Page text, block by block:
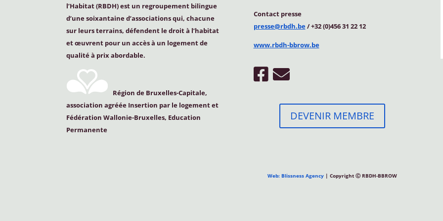
l’Habitat (RBDH) est un regroupement bilingue
d’une soixantaine d’associations qui, chacune
sur leurs terrains, défendent le droit à l’habitat
et œuvrent pour un accès à un logement de
qualité à prix abordable.
Région de Bruxelles-Capitale,
association agréée Insertion par le logement et
Fédération Wallonie-Bruxelles, Education
Permanente
Contact presse
presse@rbdh.be/ +32 (0)456 31 22 12
www.rbdh-bbrow.be
DEVENIR MEMBRE
Web: Blissness Agency | Copyright Ⓒ RBDH-BBROW